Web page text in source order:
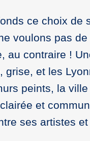
ce choix de
voulons pas
au contraire !
grise, et les
peints, la
et
ses artistes